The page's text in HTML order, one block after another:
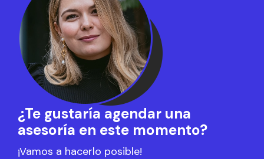
¿Te gustaría agendar una
asesoría en este momento?
¡Vamos a hacerlo posible!